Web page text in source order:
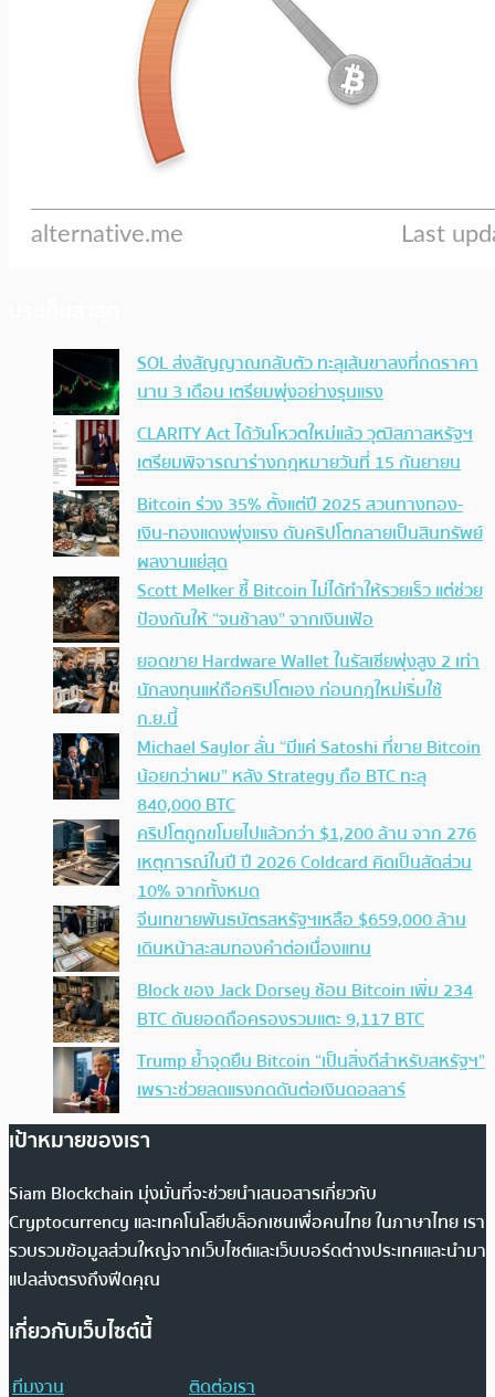
SOL ส่งสัญญาณกลับตัว ทะลุเส้นขาลงที่กดราคา
นาน 3 เดือน เตรียมพุ่งอย่างรุนแรง
CLARITY Act ได้วันโหวตใหม่แล้ว วุฒิสภาสหรัฐฯ
เตรียมพิจารณาร่างกฎหมายวันที่ 15 กันยายน
Bitcoin ร่วง 35% ตั้งแต่ปี 2025 สวนทางทอง-
เงิน-ทองแดงพุ่งแรง ดันคริปโตกลายเป็นสินทรัพย์
ผลงานแย่สุด
Scott Melker ชี้ Bitcoin ไม่ได้ทำให้รวยเร็ว แต่ช่วย
ป้องกันให้ “จนช้าลง” จากเงินเฟ้อ
ยอดขาย Hardware Wallet ในรัสเซียพุ่งสูง 2 เท่า
นักลงทุนแห่ถือคริปโตเอง ก่อนกฎใหม่เริ่มใช้
ก.ย.นี้
Michael Saylor ลั่น “มีแค่ Satoshi ที่ขาย Bitcoin
น้อยกว่าผม” หลัง Strategy ถือ BTC ทะลุ
840,000 BTC
คริปโตถูกขโมยไปแล้วกว่า $1,200 ล้าน จาก 276
เหตุการณ์ในปี ปี 2026 Coldcard คิดเป็นสัดส่วน
10% จากทั้งหมด
จีนเทขายพันธบัตรสหรัฐฯเหลือ $659,000 ล้าน
เดินหน้าสะสมทองคำต่อเนื่องแทน
Block ของ Jack Dorsey ช้อน Bitcoin เพิ่ม 234
BTC ดันยอดถือครองรวมแตะ 9,117 BTC
Trump ย้ำจุดยืน Bitcoin “เป็นสิ่งดีสำหรับสหรัฐฯ”
เพราะช่วยลดแรงกดดันต่อเงินดอลลาร์
เป้าหมายของเรา
Siam Blockchain มุ่งมั่นที่จะช่วยนำเสนอสารเกี่ยวกับ
Cryptocurrency และเทคโนโลยีบล็อกเชนเพื่อคนไทย ในภาษาไทย เรา
รวบรวมข้อมูลส่วนใหญ่จากเว็บไซต์และเว็บบอร์ดต่างประเทศและนำมา
แปลส่งตรงถึงฟีดคุณ
เกี่ยวกับเว็บไซต์นี้
ทีมงาน ติดต่อเรา